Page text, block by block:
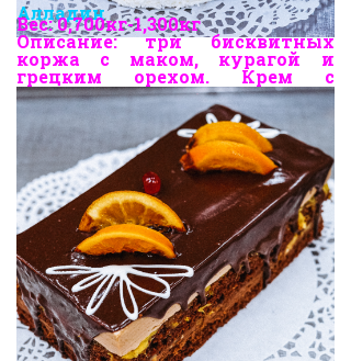
Алладин
Вес:0,700кг-1,300кг
Описание: три бисквитных
коржа с маком, курагой и
грецким орехом. Крем с
натуральными сливками.
Посыпка тертый грецкий орех.